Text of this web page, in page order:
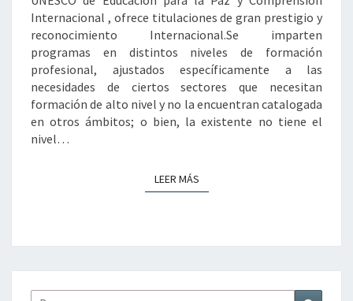
Internacional , ofrece titulaciones de gran prestigio y
reconocimiento Internacional.Se imparten
programas en distintos niveles de formación
profesional, ajustados específicamente a las
necesidades de ciertos sectores que necesitan
formación de alto nivel y no la encuentran catalogada
en otros ámbitos; o bien, la existente no tiene el
nivel…
LEER MÁSLEER MÁS
Buscar